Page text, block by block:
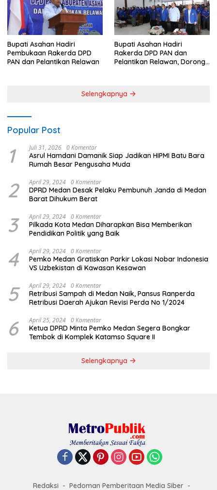
Bupati Asahan Hadiri
Pembukaan Rakerda DPD
PAN dan Pelantikan Relawan
Bupati Asahan Hadiri
Rakerda DPD PAN dan
Pelantikan Relawan, Dorong
Selengkapnya
Popular Post
1 Juli 31, 2026 0 Komentar
Asrul Hamdani Damanik Siap Jadikan HIPMI Batu Bara
Rumah Besar Pengusaha Muda
2 April 29, 2024 0 Komentar
DPRD Medan Desak Pelaku Pembunuh Janda di Medan
Barat Dihukum Berat
3 April 29, 2024 0 Komentar
Pilkada Kota Medan Diharapkan Bisa Memberikan
Pendidikan Politik yang Baik
4 April 29, 2024 0 Komentar
Pemko Medan Gratiskan Parkir Lokasi Nobar Indonesia
VS Uzbekistan di Kawasan Kesawan
5 April 29, 2024 0 Komentar
Retribusi Sampah di Medan Naik, Pansus Ranperda
Retribusi Daerah Ajukan Revisi Perda No 1/2024
6 April 25, 2024 0 Komentar
Ketua DPRD Minta Pemko Medan Segera Bongkar
Tembok di Komplek Katamso Square II
Selengkapnya
Redaksi Pedoman Pemberitaan Media Siber